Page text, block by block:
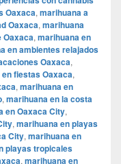
Oaxaca, marihuana a
Oaxaca, marihuana
Oaxaca, marihuana en
en ambientes relajados
Oaxaca,
fiestas Oaxaca,
, marihuana en
, marihuana en la costa
en Oaxaca City,
, marihuana en playas
City, marihuana en
playas tropicales
, marihuana en